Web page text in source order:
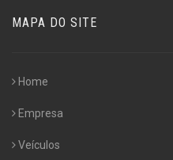
MAPA DO SITE
Home
Empresa
Veículos